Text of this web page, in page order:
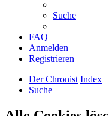
Suche
FAQ
Anmelden
Registrieren
Der Chronist Index
Suche